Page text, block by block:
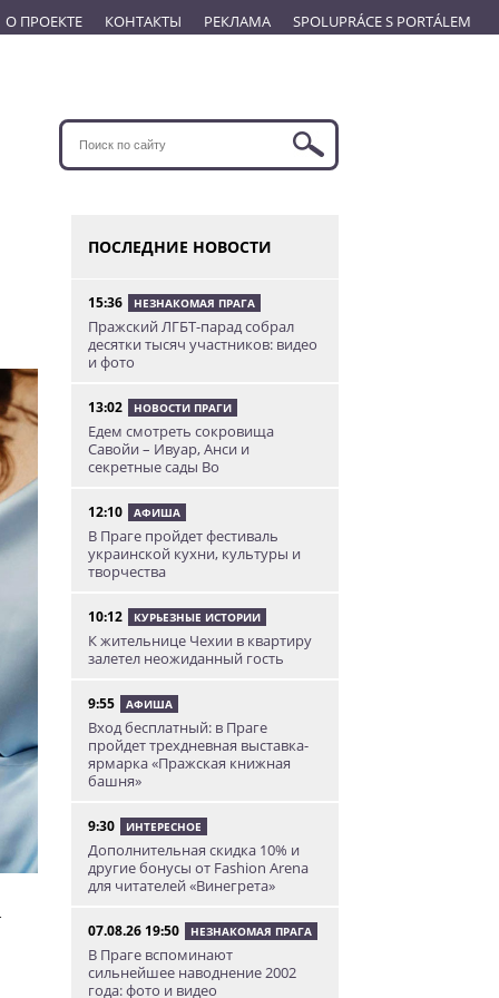
О ПРОЕКТЕ КОНТАКТЫ РЕКЛАМА SPOLUPRÁCE S PORTÁLEM
ПОСЛЕДНИЕ НОВОСТИ
15:36 НЕЗНАКОМАЯ ПРАГА
Пражский ЛГБТ-парад собрал
десятки тысяч участников: видео
и фото
13:02 НОВОСТИ ПРАГИ
Едем смотреть сокровища
Савойи – Ивуар, Анси и
секретные сады Во
12:10 АФИША
В Праге пройдет фестиваль
украинской кухни, культуры и
творчества
10:12 КУРЬЕЗНЫЕ ИСТОРИИ
К жительнице Чехии в квартиру
залетел неожиданный гость
9:55 АФИША
Вход бесплатный: в Праге
пройдет трехдневная выставка-
ярмарка «Пражская книжная
башня»
9:30 ИНТЕРЕСНОЕ
Дополнительная скидка 10% и
другие бонусы от Fashion Arena
для читателей «Винегрета»
07.08.26 19:50 НЕЗНАКОМАЯ ПРАГА
В Праге вспоминают
сильнейшее наводнение 2002
года: фото и видео